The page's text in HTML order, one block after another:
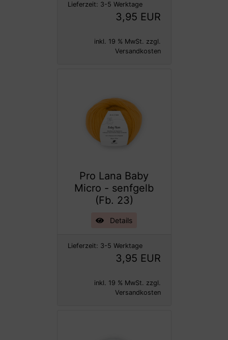
Lieferzeit: 3-5 Werktage
3,95 EUR
inkl. 19 % MwSt. zzgl.
Versandkosten
Pro Lana Baby
Micro - senfgelb
(Fb. 23)
Details
Lieferzeit: 3-5 Werktage
3,95 EUR
inkl. 19 % MwSt. zzgl.
Versandkosten